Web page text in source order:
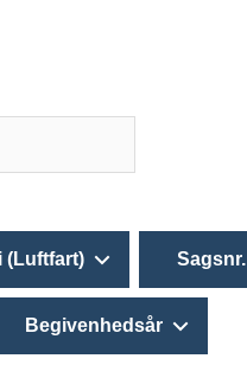
(Luftfart) Sagsnr.
Begivenhedsår